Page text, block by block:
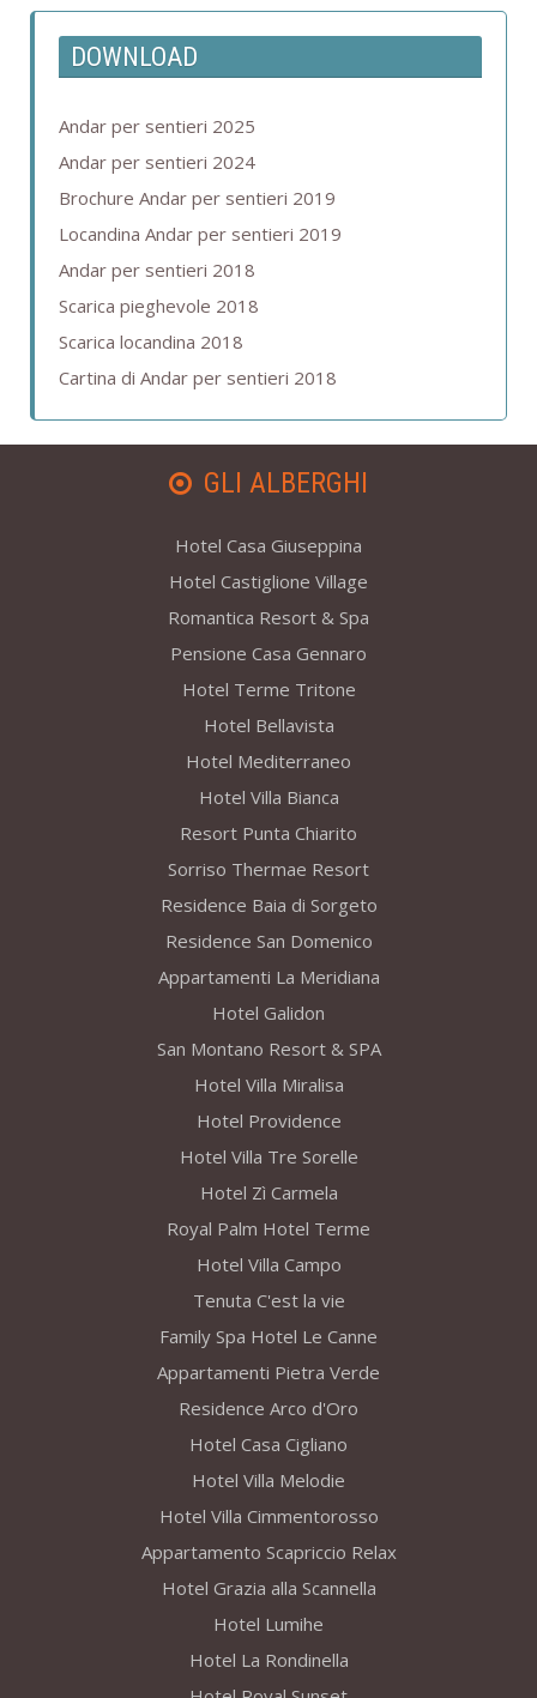
DOWNLOAD
Andar per sentieri 2025
Andar per sentieri 2024
Brochure Andar per sentieri 2019
Locandina Andar per sentieri 2019
Andar per sentieri 2018
Scarica pieghevole 2018
Scarica locandina 2018
Cartina di Andar per sentieri 2018
GLI ALBERGHI
Hotel Casa Giuseppina
Hotel Castiglione Village
Romantica Resort & Spa
Pensione Casa Gennaro
Hotel Terme Tritone
Hotel Bellavista
Hotel Mediterraneo
Hotel Villa Bianca
Resort Punta Chiarito
Sorriso Thermae Resort
Residence Baia di Sorgeto
Residence San Domenico
Appartamenti La Meridiana
Hotel Galidon
San Montano Resort & SPA
Hotel Villa Miralisa
Hotel Providence
Hotel Villa Tre Sorelle
Hotel Zì Carmela
Royal Palm Hotel Terme
Hotel Villa Campo
Tenuta C'est la vie
Family Spa Hotel Le Canne
Appartamenti Pietra Verde
Residence Arco d'Oro
Hotel Casa Cigliano
Hotel Villa Melodie
Hotel Villa Cimmentorosso
Appartamento Scapriccio Relax
Hotel Grazia alla Scannella
Hotel Lumihe
Hotel La Rondinella